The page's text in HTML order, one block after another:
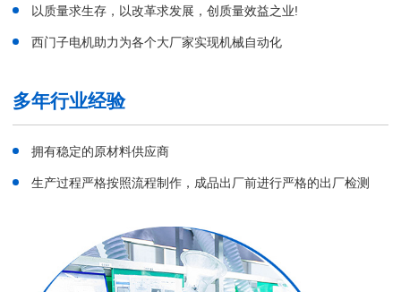
以质量求生存，以改革求发展，创质量效益之业!
西门子电机助力为各个大厂家实现机械自动化
多年行业经验
拥有稳定的原材料供应商
生产过程严格按照流程制作，成品出厂前进行严格的出厂检测